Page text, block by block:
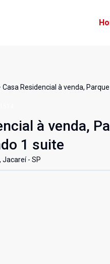
Casa Residencial à venda,
à venda,
1 suite
Jacareí - SP